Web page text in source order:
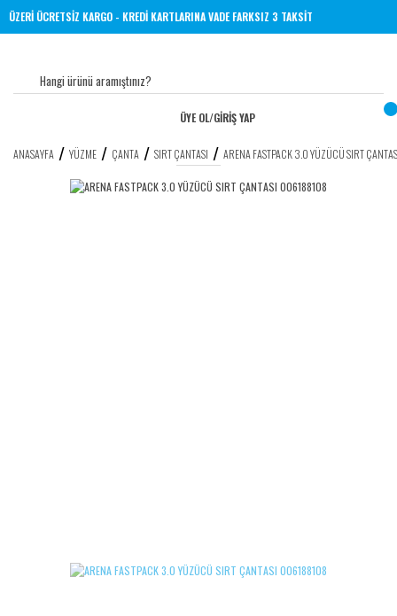
VE ÜZERİ ÜCRETSİZ KARGO - KREDİ KARTLARINA VADE FARKSIZ 3 TAKSİT
ÜYE OL/GİRİŞ YAP
ANASAYFA YÜZME ÇANTA SIRT ÇANTASI ARENA FASTPACK 3.0 YÜZÜCÜ SIRT